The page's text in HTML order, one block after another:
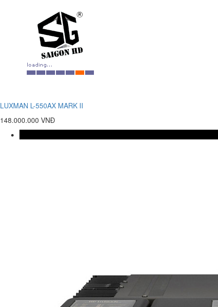
LUXMAN L-550AX MARK II
148.000.000 VNĐ